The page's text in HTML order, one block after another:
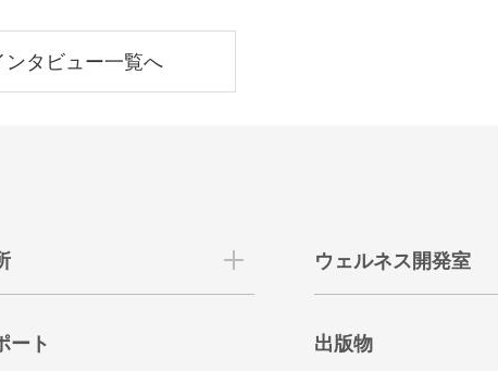
ンタビュー一覧へ
ウェルネス開発室
ート 出版物